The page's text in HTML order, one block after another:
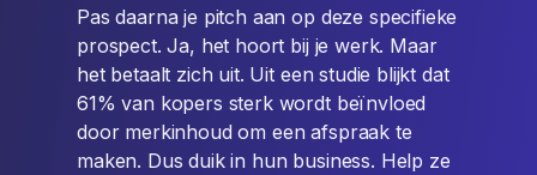
Pas daarna je pitch aan op deze specifieke
prospect. Ja, het hoort bij je werk. Maar
het betaalt zich uit. Uit een studie blijkt dat
61% van kopers sterk wordt beïnvloed
door merkinhoud om een afspraak te
maken. Dus duik in hun business. Help ze